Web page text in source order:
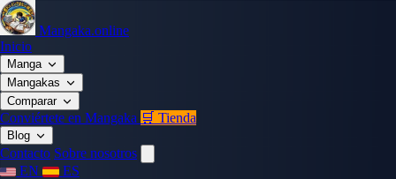
Mangaka.online
Inicio
Manga
Mangakas
Comparar
Conviértete en Mangaka 🛒 Tienda
Blog
Contacto Sobre nosotros
EN
ES